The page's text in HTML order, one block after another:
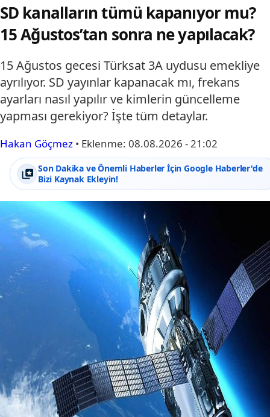
SD kanalların tümü kapanıyor mu?
15 Ağustos’tan sonra ne yapılacak?
15 Ağustos gecesi Türksat 3A uydusu emekliye
ayrılıyor. SD yayınlar kapanacak mı, frekans
ayarları nasıl yapılır ve kimlerin güncelleme
yapması gerekiyor? İşte tüm detaylar.
Hakan Göçmez • Eklenme: 08.08.2026 - 21:02
Son Dakika ve Önemli Haberler İçin Google Haberler'de
Bizi Kaynak Ekleyin!